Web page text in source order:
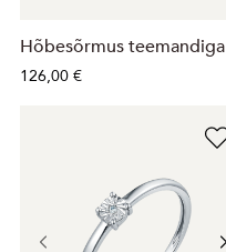
Hõbesõrmus teemandiga
126,00 €